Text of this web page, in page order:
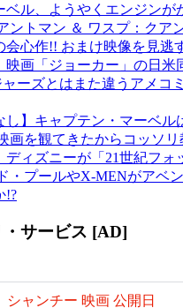
ベル、ようやくエンジンが
ントマン ＆ ワスプ：クア
会心作!! おまけ映像を見逃
映画「ジョーカー」の日米
ャーズとはまた違うアメコ
し】キャプテン・マーベル
画を観てきたからコッソリ
ディズニーが「21世紀フォ
・プールやX-MENがアベ
!?
サービス [AD]